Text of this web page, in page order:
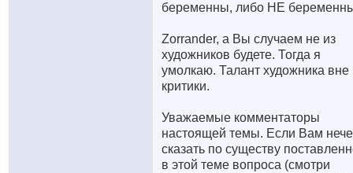
беременны, либо НЕ
Zorrander, а Вы случаем не из
художников будете. Тогда я
умолкаю. Талант художника вне
критики.
Уважаемые комментаторы
настоящей темы. Если Вам
сказать по существу
в этой теме вопроса (смотри